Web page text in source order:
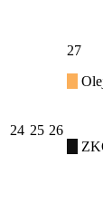
24 25 26
27